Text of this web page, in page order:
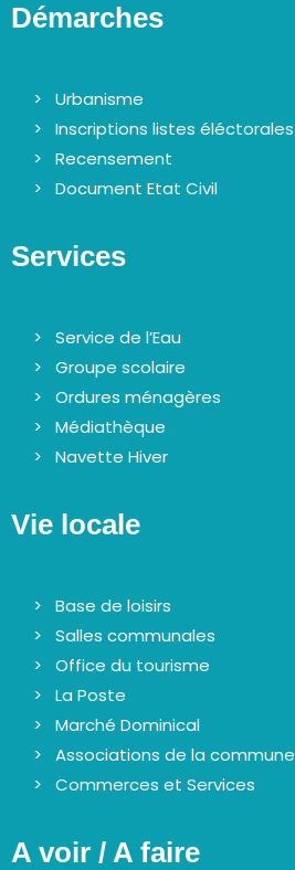
Démarches
Urbanisme
Inscriptions listes éléctorales
Recensement
Document Etat Civil
Services
Service de l’Eau
Groupe scolaire
Ordures ménagères
Médiathèque
Navette Hiver
Vie locale
Base de loisirs
Salles communales
Office du tourisme
La Poste
Marché Dominical
Associations de la commune
Commerces et Services
A voir / A faire